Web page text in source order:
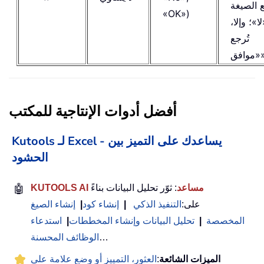
«OK»)
الصيغة
وإلا،
تُرجع
أفضل أدوات الإنتاجية للمكتب
Kutools لـ Excel - يساعدك على التميز بين
الحشود
🤖 KUTOOLS AI مساعد: ثوّر تحليل البيانات بناءً
على: التنفيذ الذكي إنشاء كود
إنشاء الصيغ
المخصصة
تحليل البيانات وإنشاء المخططات
استدعاء
الوظائف المحسنة …
الميزات الشائعة: العثور، التمييز أو وضع علامة على